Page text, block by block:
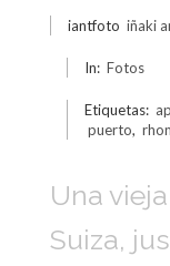
iantfoto iñaki
In: Fotos
Etiquetas:
puerto,
Una
Suiza,